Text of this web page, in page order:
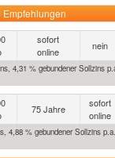
sofort
online
nein
4,31 % gebundener Sollzins
75 Jahre
sofort
online
4,88 % gebundener Sollzins